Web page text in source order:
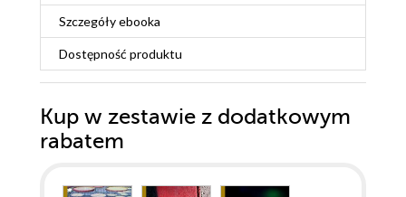
Szczegółyebooka
Dostępność produktu
Kup w zestawie z dodatkowym
rabatem